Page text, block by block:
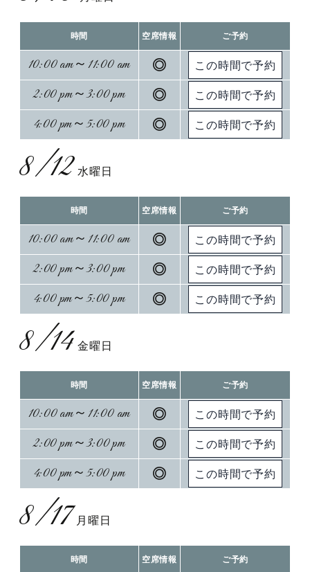
時間 空席情報 ご予約
10:00 am～11:00 am ◎
2:00 pm～3:00 pm ◎
4:00 pm～5:00 pm ◎
8/12 水曜日
時間 空席情報 ご予約
10:00 am～11:00 am ◎
2:00 pm～3:00 pm ◎
4:00 pm～5:00 pm ◎
8/14 金曜日
時間 空席情報 ご予約
10:00 am～11:00 am ◎
2:00 pm～3:00 pm ◎
4:00 pm～5:00 pm ◎
8/17 月曜日
時間 空席情報 ご予約